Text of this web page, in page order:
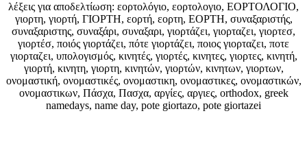
λέξεις για αποδελτίωση: εορτολόγιο, εορτολογιο, ΕΟΡΤΟΛΟΓΙΟ,
γιορτη, γιορτή, ΓΙΟΡΤΗ, εορτή, εορτη, ΕΟΡΤΗ, συναξαριστής,
συναξαριστης, συναξάρι, συναξαρι, γιορτάζει, γιορταζει, γιορτεσ,
γιορτέσ, ποιός γιορτάζει, πότε γιορτάζει, ποιος γιορταζει, ποτε
γιορταζει, υπολογισμός, κινητές, γιορτές, κινητες, γιορτες, κινητή,
γιορτή, κινητη, γιορτη, κινητών, γιορτών, κινητων, γιορτων,
ονομαστική, ονομαστικές, ονομαστικη, ονομαστικες, ονομαστικών,
ονομαστικων, Πάσχα, Πασχα, αργίες, αργιες, orthodox, greek
namedays, name day, pote giortazo, pote giortazei